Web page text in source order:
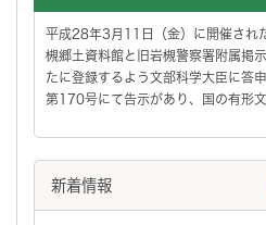
平成28年3月11日（金）に開催され
槻郷土資料館と旧岩槻警察署附属掲
たに登録するよう文部科学大臣に答
第170号にて告示があり、国の有形
新着情報